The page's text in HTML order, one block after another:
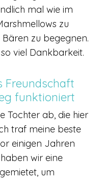
mal wie im
zu
zu begegnen.
viel Dankbarkeit.
Freundschaft
funktioniert
Tochter ab, die hier
traf meine beste
einigen Jahren
wir eine
um